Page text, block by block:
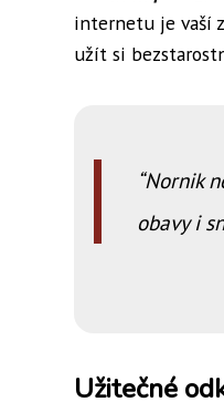
internetu je vaší
užít si
Nornik
obavy i
Užitečné